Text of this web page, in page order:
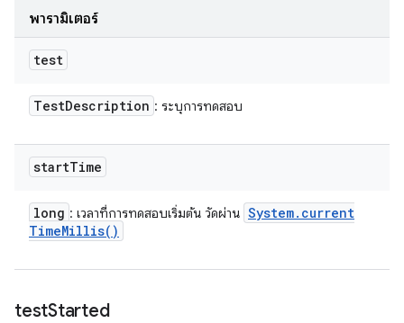
พารามิเตอร์
test
TestDescription : ระบุการทดสอบ
startTime
long : เวลาที่การทดสอบเริ่มต้น วัดผ่าน System. current
TimeMillis( )
testStarted